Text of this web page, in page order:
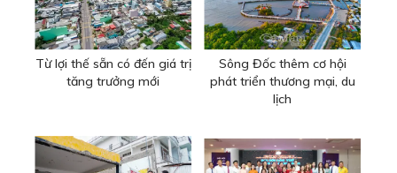
Từ lợi thế sẵn có đến giá trị
tăng trưởng mới
Sông Đốc thêm cơ hội
phát triển thương mại, du
lịch